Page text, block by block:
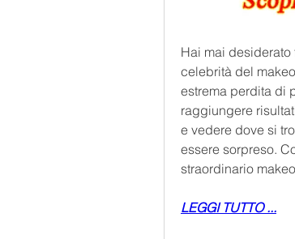
Hai mai desiderato
celebrità del
estrema perdita di
raggiungere
e vedere dove si
essere sorpreso.
straordinario
LEGGI TUTTO ...